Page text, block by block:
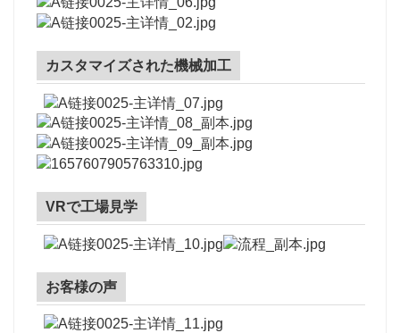
カスタマイズされた機械加工
VRで工場見学
お客様の声